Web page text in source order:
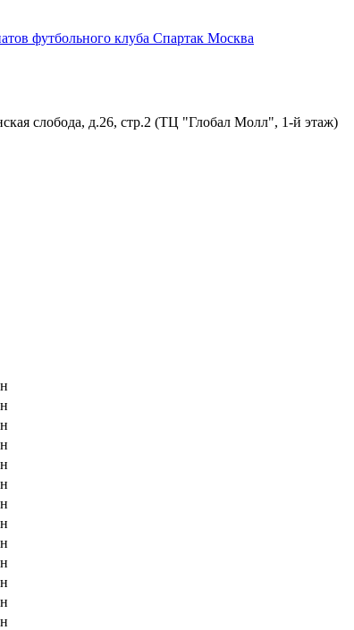
слобода, д.26, стр.2 (ТЦ "Глобал Молл", 1-й этаж)